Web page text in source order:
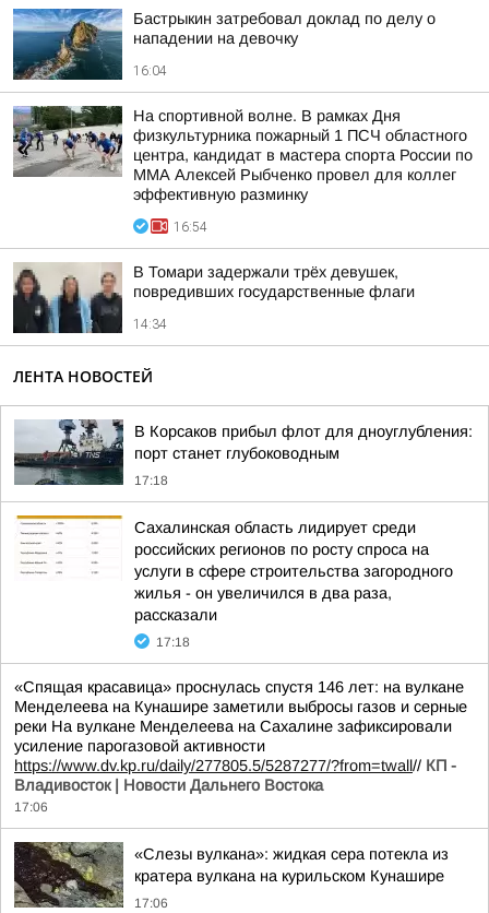
Бастрыкин затребовал доклад по делу о
нападении на девочку
16:04
На спортивной волне. В рамках Дня
физкультурника пожарный 1 ПСЧ областного
центра, кандидат в мастера спорта России по
ММА Алексей Рыбченко провел для коллег
эффективную разминку
16:54
В Томари задержали трёх девушек,
повредивших государственные флаги
14:34
ЛЕНТА НОВОСТЕЙ
В Корсаков прибыл флот для дноуглубления:
порт станет глубоководным
17:18
Сахалинская область лидирует среди
российских регионов по росту спроса на
услуги в сфере строительства загородного
жилья - он увеличился в два раза,
рассказали
17:18
«Спящая красавица» проснулась спустя 146 лет: на вулкане
Менделеева на Кунашире заметили выбросы газов и серные
реки На вулкане Менделеева на Сахалине зафиксировали
усиление парогазовой активности
https://www.dv.kp.ru/daily/277805.5/5287277/?from=twall// КП -
Владивосток | Новости Дальнего Востока
17:06
«Слезы вулкана»: жидкая сера потекла из
кратера вулкана на курильском Кунашире
17:06